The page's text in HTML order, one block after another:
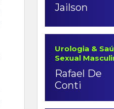
Jailson
Urologia &
Sexual
Rafael De
Conti